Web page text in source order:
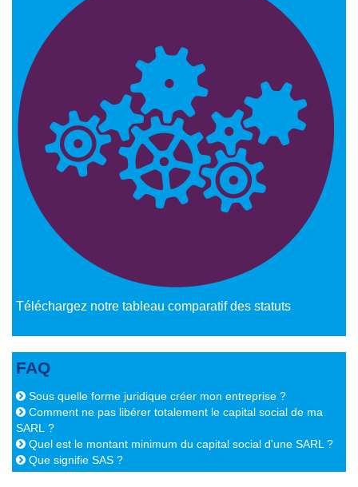
Téléchargez notre tableau comparatif des statuts
FAQ
Sous quelle forme juridique créer mon entreprise ?
Comment ne pas libérer totalement le capital social de ma
SARL ?
Quel est le montant minimum du capital social d'une SARL ?
Que signifie SAS ?